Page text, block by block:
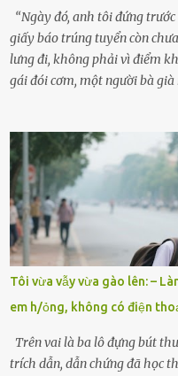
bánh rời khỏi bến...
“Ngày đó, anh tôi đứng
giấy báo trúng tuyển còn
lưng đi, không phải vì điểm
gái đói cơm, một người bà
có tin tức. Mọi gánh nặng đổ
cụ Nguyễn Thị Đào – và cậu
Trí là học sinh giỏi toàn
làm thuê, biết đi cày thuê từ
trong làng thương lắm, bảo:
nên ông này bà nọ đó!” Trí có
cái tên mẹ đặt lúc còn sống,
giữa mùa đông. Nhưng hoa
thì chỉ toàn đất sỏi đá và
Khoa Hà...
Tôi vừa vẫy vừa gào lên: –
em h/ỏng, không có điện
Trên vai là ba lô đựng bút
trích dẫn, dẫn chứng đã học